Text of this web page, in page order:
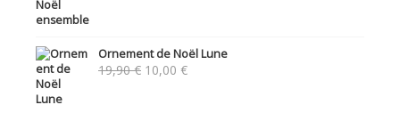
Ornement de Noël Lune
19,90€ Le
10,00 €Le